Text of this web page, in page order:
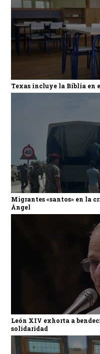
Texas incluye la Biblia en
Migrantes «santos» en la
Ángel
León XIV exhorta a
solidaridad